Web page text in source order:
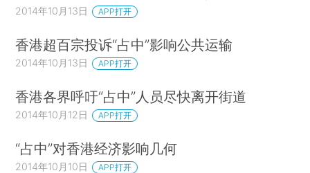
2014年10月13日 APP打开
香港超百宗投诉“占中”影响公共运输
2014年10月13日 APP打开
香港各界呼吁“占中”人员尽快离开街道
2014年10月12日 APP打开
“占中”对香港经济影响几何
2014年10月10日 APP打开